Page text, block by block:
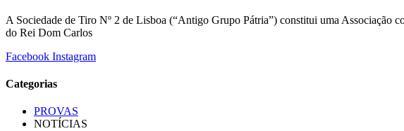
A Sociedade de Tiro Nº 2 de Lisboa (“Antigo Grupo Pátria”) constitui uma Associação
do Rei Dom Carlos
Facebook Instagram
Categorias
PROVAS
NOTÍCIAS